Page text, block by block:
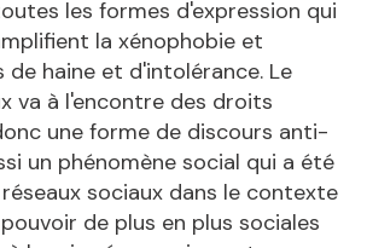
les formes d'expression qui
la xénophobie et
de haine et d'intolérance. Le
va à l'encontre des droits
une forme de discours anti-
un phénomène social qui a été
sociaux dans le contexte
de plus en plus sociales